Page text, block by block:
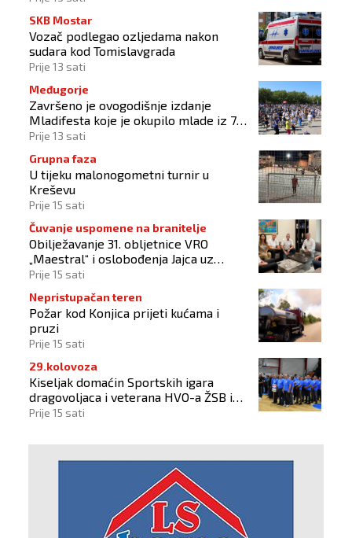
SKB Mostar
Vozač podlegao ozljedama nakon
sudara kod Tomislavgrada
Prije 13 sati
Međugorje
Završeno je ovogodišnje izdanje
Mladifesta koje je okupilo mlade iz 73
zemlje svijeta
Prije 13 sati
Grupna faza
U tijeku malonogometni turnir u
Kreševu
Prije 15 sati
Čuvanje uspomene na branitelje
Obilježavanje 31. obljetnice VRO
„Maestral“ i oslobođenja Jajca uz
pokroviteljstvo HNS-a BiH
Prije 15 sati
Nepristupačan teren
Požar kod Konjica prijeti kućama i
pruzi
Prije 15 sati
29.kolovoza
Kiseljak domaćin Sportskih igara
dragovoljaca i veterana HVO-a ŽSB i
Dana branitelja
Prije 15 sati